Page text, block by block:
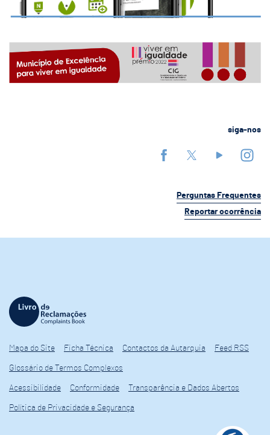
siga-nos
Perguntas Frequentes
Reportar ocorrência
Mapa do Site Ficha Técnica Contactos da Autarquia Feed RSS
Glossário de Termos Complexos
Acessibilidade Conformidade Transparência e Dados Abertos
Política de Privacidade e Segurança